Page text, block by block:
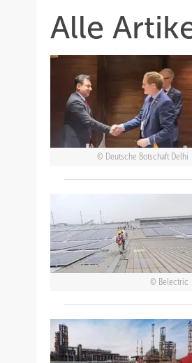
Alle
Deutsche Botschaft Delhi
Belectric